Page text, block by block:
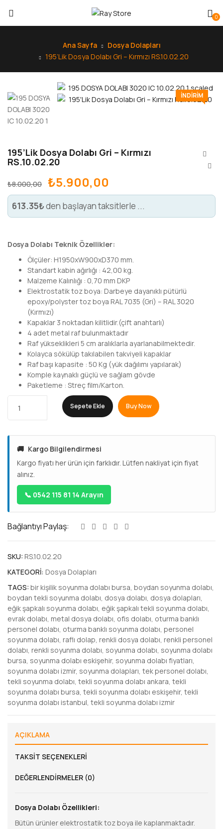
0
Ana Sayfa
Dosya Dolapları
195’Lik Dosya Dolabı Gri – Kırmızı RS.10.02.20
INDIRIM
195’Lik Dosya Dolabı Gri – Kırmızı
RS.10.02.20
₺8.000,00 ₺5.900,00
613.35₺den başlayan taksitlerle ...
Dosya Dolabı Teknik Özellikler:
Ölçüler: H1950xW900xD370 mm.
Standart kabin ağırlığı : 42,00 kg.
Malzeme Kalınlığı : 0,70 mm DKP
Elektrostatik toz boya: Darbeye dayanıklı pütürlü
epoxy/polyster toz boya RAL 7035 (Gri) – RAL 3020
(Kırmızı)
Kapaklar 3 noktadan kilitlidir.(çift anahtarlı)
4 adet metal raf bulunmaktadır
Raf yükseklikleri 5 cm aralıklarla ayarlanabilmektedir.
Kolayca sökülüp takılabilen takviyeli kapaklar
Raf başı kapasite : 50 Kg (yük dağılımı yapılarak)
Komple kaynaklı güçlü ve sağlam gövde
Paketleme : Streç film/Karton.
Sepete Ekle Buy Now
🚚 Kargo Bilgilendirmesi
Kargo fiyatı her ürün için farklıdır. Lütfen nakliyat için fiyat
alınız.
📞 0542 115 81 14 Arayın
Bağlantıyı Paylaş:
SKU: RS.10.02.20
KATEGORI: Dosya Dolapları
TAGS: bir kişilik soyunma dolabı bursa, boydan soyunma dolabı,
boydan tekli soyunma dolabı, dosya dolabı, dosya dolapları,
eğik şapkalı soyunma dolabı, eğik şapkalı tekli soyunma dolabı,
evrak dolabı, metal dosya dolabı, ofis dolabı, oturma banklı
personel dolabı, oturma banklı soyunma dolabı, personel
soyunma dolabı, raflı dolap, renkli dosya dolabı, renkli personel
dolabı, renkli soyunma dolabı, soyunma dolabı, soyunma dolabı
bursa, soyunma dolabı eskişehir, soyunma dolabı fiyatları,
soyunma dolabı izmir, soyunma dolapları, tek personel dolabı,
tekli soyunma dolabı, tekli soyunma dolabı ankara, tekli
soyunma dolabı bursa, tekli soyunma dolabı eskişehir, tekli
soyunma dolabı istanbul, tekli soyunma dolabı izmir
AÇIKLAMA
TAKSIT SEÇENEKLERI
DEĞERLENDIRMELER (0)
Dosya Dolabı Özellikleri:
Bütün ürünler elektrostatik toz boya ile kaplanmaktadır.